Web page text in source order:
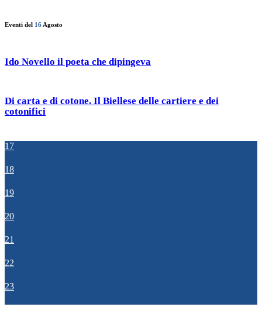
Eventi del 16 Agosto
Ido Novello il poeta che dipingeva
Di carta e di cotone. Il Biellese delle cartiere e dei
cotonifici
17
18
19
20
21
22
23